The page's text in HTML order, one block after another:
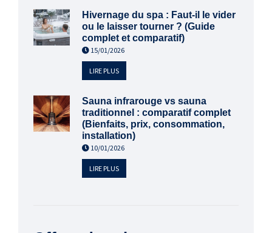
Hivernage du spa : Faut-il le vider
ou le laisser tourner ? (Guide
complet et comparatif)
15/01/2026
LIRE PLUS
Sauna infrarouge vs sauna
traditionnel : comparatif complet
(Bienfaits, prix, consommation,
installation)
10/01/2026
LIRE PLUS